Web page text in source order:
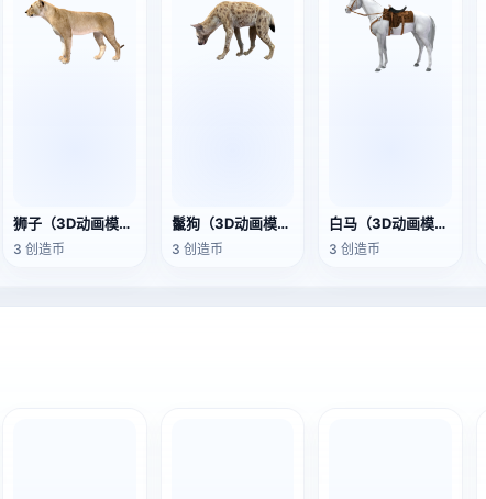
狮子（3D动画模型）
3 创造币
鬣狗（3D动画模型）
3 创造币
白马（3D动画模型）
3 创造币